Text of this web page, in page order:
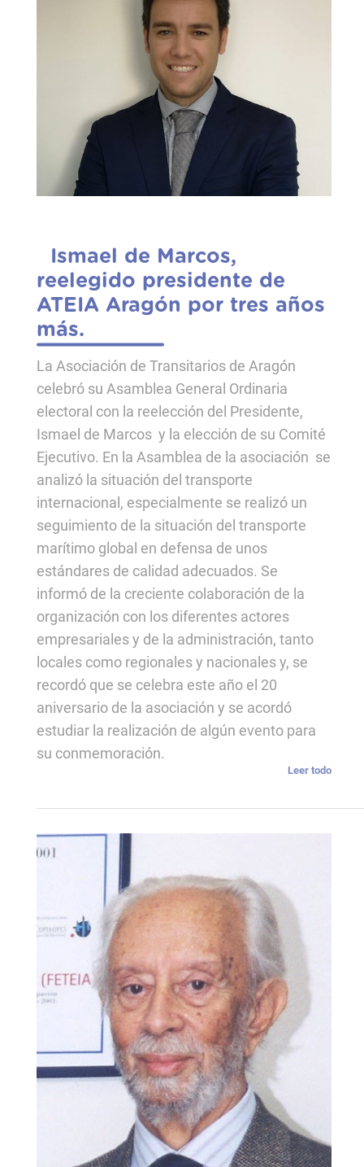
Ismael de Marcos,
reelegido presidente de
ATEIA Aragón por tres años
más.
La Asociación de Transitarios de Aragón
celebró su Asamblea General Ordinaria
electoral con la reelección del Presidente,
Ismael de Marcos y la elección de su Comité
Ejecutivo. En la Asamblea de la asociación se
analizó la situación del transporte
internacional, especialmente se realizó un
seguimiento de la situación del transporte
marítimo global en defensa de unos
estándares de calidad adecuados. Se
informó de la creciente colaboración de la
organización con los diferentes actores
empresariales y de la administración, tanto
locales como regionales y nacionales y, se
recordó que se celebra este año el 20
aniversario de la asociación y se acordó
estudiar la realización de algún evento para
su conmemoración.
Leer todo